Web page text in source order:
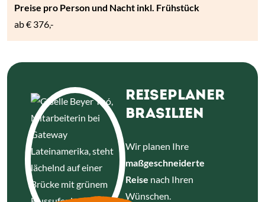
ab€ 376,-
REISEPLANER
BRASILIEN
Wir planen Ihre
maßgeschneiderte
Reise nach Ihren
Wünschen.